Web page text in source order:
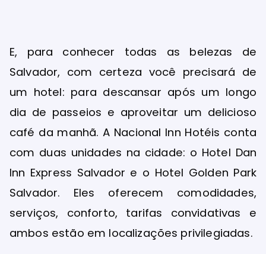
E, para conhecer todas as belezas de
Salvador, com certeza você precisará de
um hotel: para descansar após um longo
dia de passeios e aproveitar um delicioso
café da manhã. A Nacional Inn Hotéis conta
com duas unidades na cidade: o Hotel Dan
Inn Express Salvador e o Hotel Golden Park
Salvador. Eles oferecem comodidades,
serviços, conforto, tarifas convidativas e
ambos estão em localizações privilegiadas.